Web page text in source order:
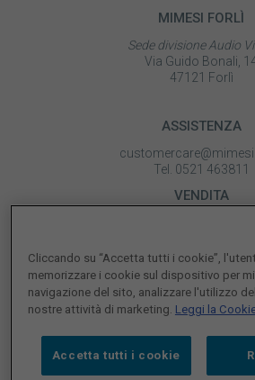
MIMESI FORLÌ
Sede divisione Audio
Via Guido Bonali,
47121 Forlì
ASSISTENZA
Tel. 0521 463811
VENDITA
SEGUICI SUI NOSTRI
Cliccando su “Accetta tutti i cookie”,
memorizzare i cookie sul dispositivo per
navigazione del sito, analizzare l'utilizzo
nostre attività di marketing. Leggi la
Accetta tutti i cookie